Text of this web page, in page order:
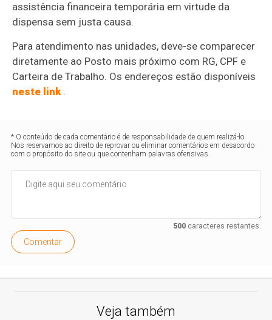
assistência financeira temporária em virtude da
dispensa sem justa causa.
Para atendimento nas unidades, deve-se comparecer
diretamente ao Posto mais próximo com RG, CPF e
Carteira de Trabalho. Os endereços estão disponíveis
neste link.
* O conteúdo de cada comentário é de responsabilidade de quem realizá-lo.
Nos reservamos ao direito de reprovar ou eliminar comentários em desacordo
com o propósito do site ou que contenham palavras ofensivas.
500caracteres restantes.
Comentar
Veja também